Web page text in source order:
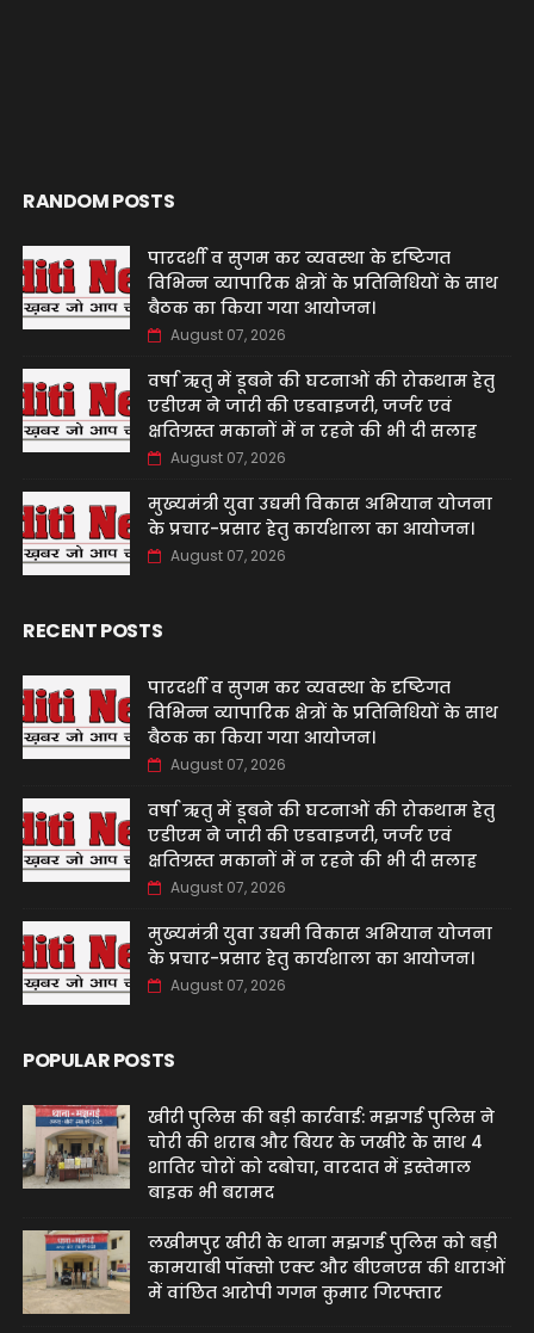
RANDOM POSTS
पारदर्शी व सुगम कर व्यवस्था के दृष्टिगत
विभिन्न व्यापारिक क्षेत्रों के प्रतिनिधियों के साथ
बैठक का किया गया आयोजन।
August 07, 2026
वर्षा ऋतु में डूबने की घटनाओं की रोकथाम हेतु
एडीएम ने जारी की एडवाइजरी, जर्जर एवं
क्षतिग्रस्त मकानों में न रहने की भी दी सलाह
August 07, 2026
मुख्यमंत्री युवा उद्यमी विकास अभियान योजना
के प्रचार-प्रसार हेतु कार्यशाला का आयोजन।
August 07, 2026
RECENT POSTS
पारदर्शी व सुगम कर व्यवस्था के दृष्टिगत
विभिन्न व्यापारिक क्षेत्रों के प्रतिनिधियों के साथ
बैठक का किया गया आयोजन।
August 07, 2026
वर्षा ऋतु में डूबने की घटनाओं की रोकथाम हेतु
एडीएम ने जारी की एडवाइजरी, जर्जर एवं
क्षतिग्रस्त मकानों में न रहने की भी दी सलाह
August 07, 2026
मुख्यमंत्री युवा उद्यमी विकास अभियान योजना
के प्रचार-प्रसार हेतु कार्यशाला का आयोजन।
August 07, 2026
POPULAR POSTS
खीरी पुलिस की बड़ी कार्रवाई: मझगई पुलिस ने
चोरी की शराब और बियर के जखीरे के साथ 4
शातिर चोरों को दबोचा, वारदात में इस्तेमाल
बाइक भी बरामद
लखीमपुर खीरी के थाना मझगई पुलिस को बड़ी
कामयाबी पॉक्सो एक्ट और बीएनएस की धाराओं
में वांछित आरोपी गगन कुमार गिरफ्तार